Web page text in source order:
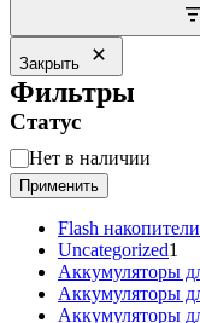
Закрыть
Фильтры
Статус
Статус
Нет в наличии
Применить
Flash накопители
Uncategorized1
Аккумуляторы
Аккумуляторы
Аккумуляторы